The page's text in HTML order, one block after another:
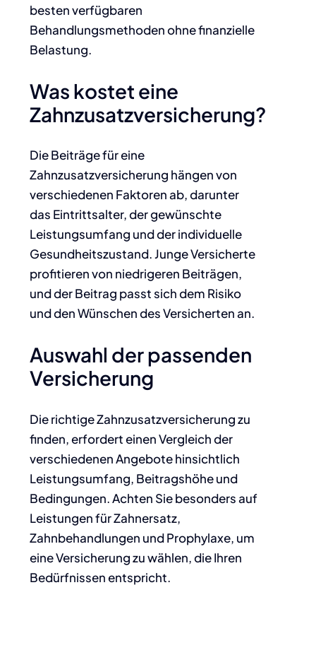
besten verfügbaren
Behandlungsmethoden ohne finanzielle
Belastung.
Was kostet eine
Zahnzusatzversicherung?
Die Beiträge für eine
Zahnzusatzversicherung hängen von
verschiedenen Faktoren ab, darunter
das Eintrittsalter, der gewünschte
Leistungsumfang und der individuelle
Gesundheitszustand. Junge Versicherte
profitieren von niedrigeren Beiträgen,
und der Beitrag passt sich dem Risiko
und den Wünschen des Versicherten an.
Auswahl der passenden
Versicherung
Die richtige Zahnzusatzversicherung zu
finden, erfordert einen Vergleich der
verschiedenen Angebote hinsichtlich
Leistungsumfang, Beitragshöhe und
Bedingungen. Achten Sie besonders auf
Leistungen für Zahnersatz,
Zahnbehandlungen und Prophylaxe, um
eine Versicherung zu wählen, die Ihren
Bedürfnissen entspricht.